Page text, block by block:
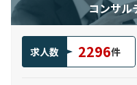
コンサル
求人数 2296件